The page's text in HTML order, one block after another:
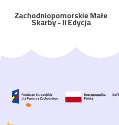
Zachodniopomorskie Małe
Skarby - II Edycja